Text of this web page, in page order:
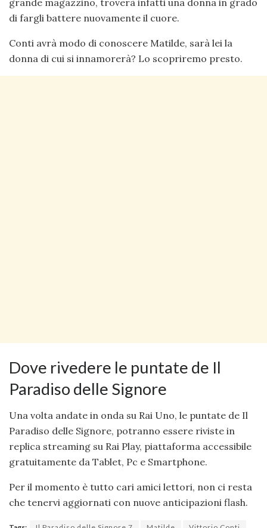
di fargli battere nuovamente il cuore.
Conti avrà modo di conoscere Matilde, sarà lei la
donna di cui si innamorerà? Lo scopriremo presto.
Dove rivedere le puntate de Il
Paradiso delle Signore
Una volta andate in onda su Rai Uno, le puntate de Il
Paradiso delle Signore, potranno essere riviste in
replica streaming su Rai Play, piattaforma accessibile
gratuitamente da Tablet, Pc e Smartphone.
Per il momento è tutto cari amici lettori, non ci resta
che tenervi aggiornati con nuove anticipazioni flash.